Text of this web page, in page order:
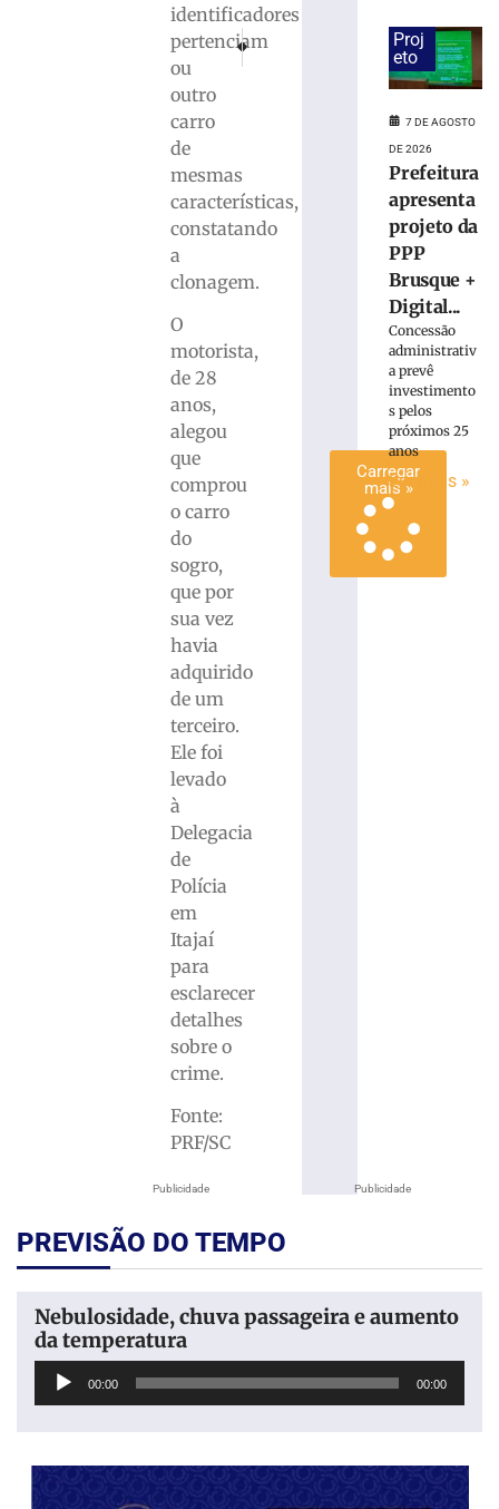
Publicidade
identificadores
pertenciam
ou
outro
carro
de
mesmas
características,
constatando
a
clonagem.
O
motorista,
de 28
anos,
alegou
que
comprou
o carro
do
sogro,
que por
sua vez
havia
adquirido
de um
terceiro.
Ele foi
levado
à
Delegacia
de
Polícia
em
Itajaí
para
esclarecer
detalhes
sobre o
crime.
Fonte:
PRF/SC
ANTERIOR
Flavio Dino libera parte de emendas
PRÓXIMO
Havan anuncia inauguração de nove
cadáver
condenado
prisão
Carregar
mais »
Publicidade
Proj
eto
7 DE AGOSTO
DE 2026
Prefeitura
apresenta
projeto da
PPP
Brusque +
Digital...
Concessão
administrativ
a prevê
investimento
s pelos
próximos 25
anos
Ler mais »
PREVISÃO DO TEMPO
Nebulosidade, chuva passageira e aumento
da temperatura
Tocador
00:00 00:00